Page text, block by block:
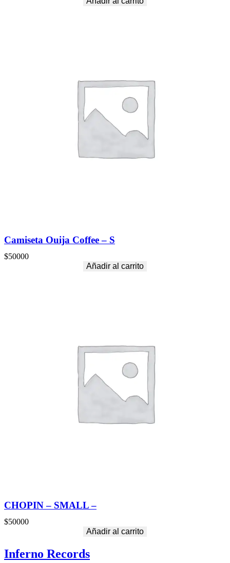
Camiseta Ouija Coffee – S
$50000
Añadir al carrito
CHOPIN – SMALL –
$50000
Añadir al carrito
Inferno Records